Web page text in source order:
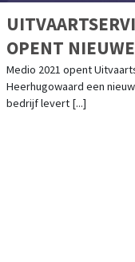
OPENT
KROON!
Medio 2021 opent
Heerhugowaard een
bedrijf levert [...]